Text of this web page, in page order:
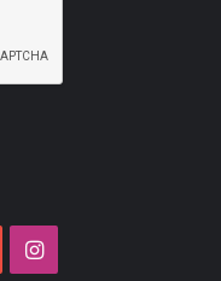
YouTubeInstagram